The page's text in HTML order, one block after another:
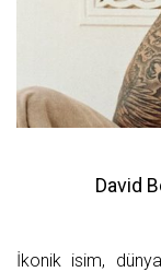
David
İkonik isim,